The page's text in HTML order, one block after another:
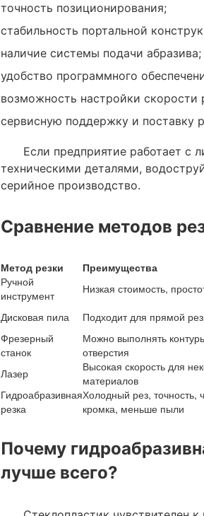
точность позиционирования;
стабильность портальной
наличие системы подачи абразива;
удобство программного
возможность настройки скорости
сервисную поддержку и поставку
Если предприятие работает с
техническими деталями,
серийное производство.
Сравнение методов
Метод резки Преимущества
Ручной
инструмент
Низкая стоимость,
Дисковая пила
Подходит для прямой
Фрезерный
станок
Можно выполнять
отверстия
Лазер
Высокая скорость для
материалов
Гидроабразивная
резка
Холодный рез, точность,
кромка, меньше пыли
Почему
лучше всего?